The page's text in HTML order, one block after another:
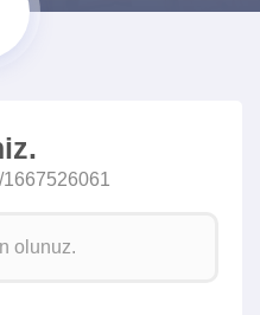
1667526061